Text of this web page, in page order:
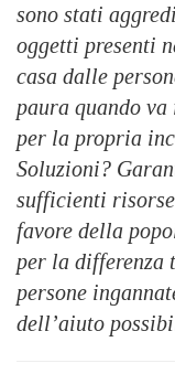
sono stati
oggetti presenti
casa dalle
paura quando
per la propria
Soluzioni?
sufficienti
favore della
per la differenza
persone
dell’aiuto